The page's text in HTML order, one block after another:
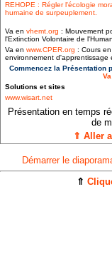
REHOPE : Régler l'écologie
humaine de surpeuplement.
Va en vhemt.org : Mouvement
l'Extinction Volontaire de
Va en www.CPER.org : Cours en
environnement d'apprentissage
Commencez la Présentation
Solutions et sites
www.wisart.net
Présentation en temps
de
⇑ Aller
Démarrer le
⇑